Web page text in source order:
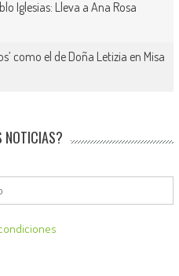
Iglesias: Lleva a Ana Rosa
como el de Doña Letizia en Misa
NOTICIAS?